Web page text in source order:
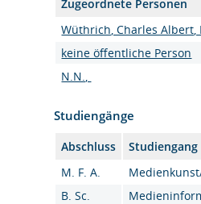
Zugeordnete Personen
Wüthrich, Charles Albert,
keine öffentliche Person
N.N.,
Studiengänge
Abschluss Studiengang
M. F. A.
B. Sc.